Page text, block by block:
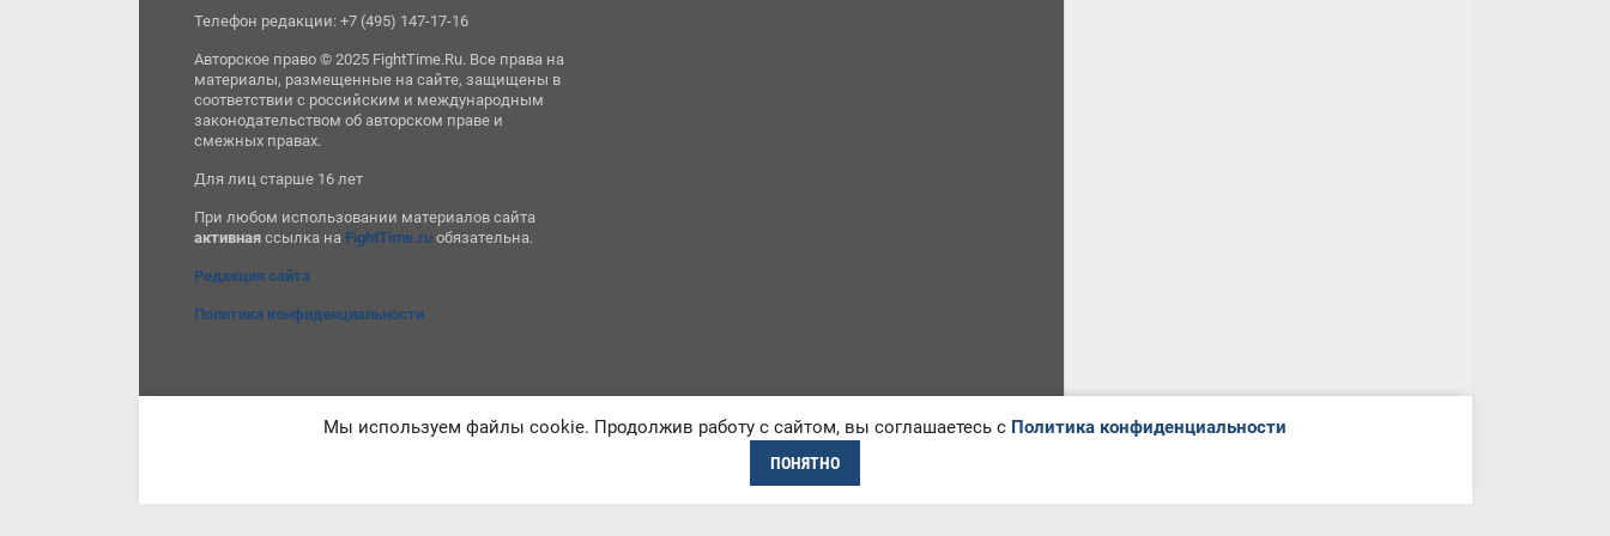
Телефон редакции: +7 (495) 147-17-16
Авторское право © 2025 FightTime.Ru. Все права на
материалы, размещенные на сайте, защищены в
соответствии с российским и международным
законодательством об авторском праве и
смежных правах.
Для лиц старше 16 лет
При любом использовании материалов сайта
активная ссылка на FightTime.ru обязательна.
Редакция сайта
Политика конфиденциальности
Мы используем файлы cookie. Продолжив работу с сайтом, вы соглашаетесь с Политика конфиденциальности
ПОНЯТНО